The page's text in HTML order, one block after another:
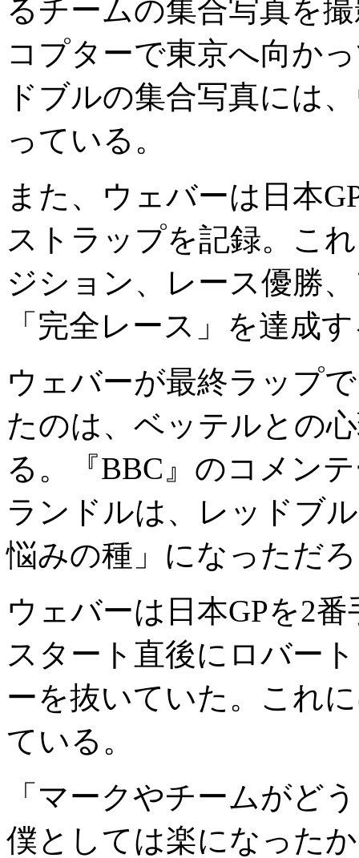
るチームの集合写真を
コプターで東京へ向か
ドブルの集合写真には
っている。
また、ウェバーは日本
ストラップを記録。こ
ジション、レース優勝
「完全レース」を達成
ウェバーが最終ラップ
たのは、ベッテルとの
る。『BBC』のコメン
ランドルは、レッドブ
悩みの種」になっただ
ウェバーは日本GPを2
スタート直後にロバー
ーを抜いていた。これ
ている。
「マークやチームがど
僕としては楽になった